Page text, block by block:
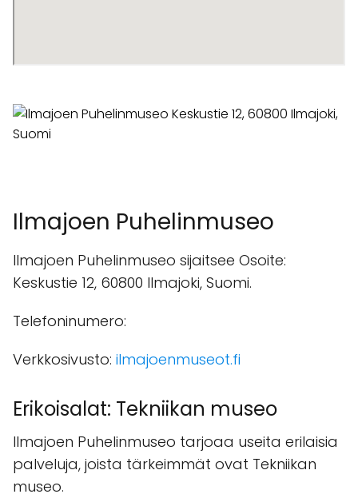
Ilmajoen Puhelinmuseo
Ilmajoen Puhelinmuseo sijaitsee Osoite:
Keskustie 12, 60800 Ilmajoki, Suomi.
Telefoninumero:
Verkkosivusto: ilmajoenmuseot.fi
Erikoisalat: Tekniikan museo
Ilmajoen Puhelinmuseo tarjoaa useita erilaisia
palveluja, joista tärkeimmät ovat Tekniikan
museo.